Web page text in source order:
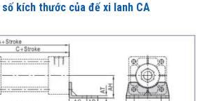
kích thước của đế xi lanh CA